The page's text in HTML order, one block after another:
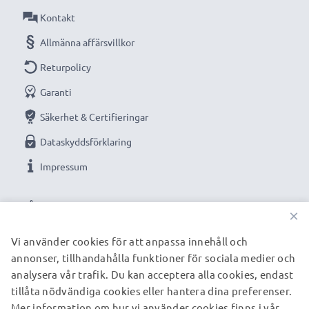
VÅRA BETALNINGSALTERNATIV
Kontakt
Allmänna affärsvillkor
Returpolicy
Garanti
Säkerhet & Certifieringar
Dataskyddsförklaring
Impressum
VÅRA FRAKTPARTNERS
×
Vi använder cookies för att anpassa innehåll och
annonser, tillhandahålla funktioner för sociala medier och
analysera vår trafik. Du kan acceptera alla cookies, endast
tillåta nödvändiga cookies eller hantera dina preferenser.